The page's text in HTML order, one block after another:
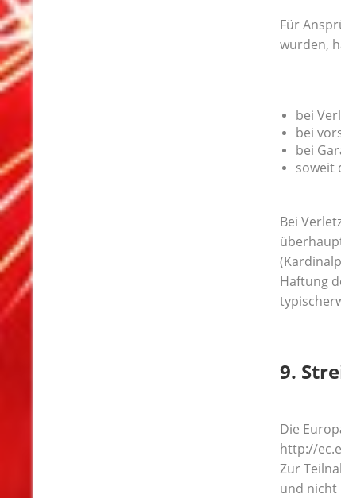
Für
wurden,
bei
bei
bei
soweit
Bei
Haftung
9.
Die
http://
Zur
und nicht